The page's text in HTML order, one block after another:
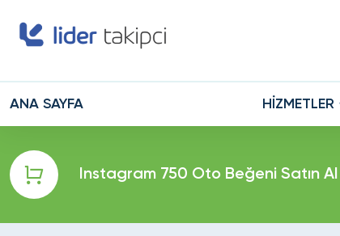
ANA SAYFA HİZMETLER
Instagram 750 Oto Beğeni Satın Al